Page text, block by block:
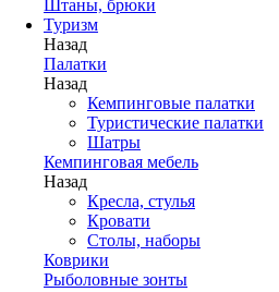
Штаны, брюки
Туризм
Назад
Палатки
Назад
Кемпинговые палатки
Туристические палатки
Шатры
Кемпинговая мебель
Назад
Кресла, стулья
Кровати
Столы, наборы
Коврики
Рыболовные зонты